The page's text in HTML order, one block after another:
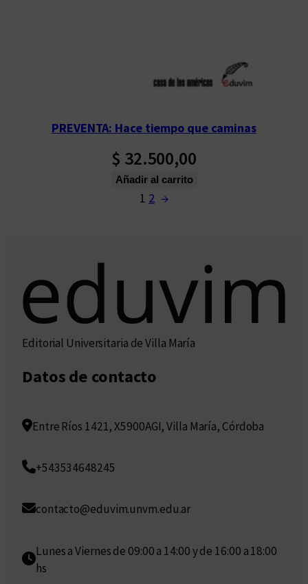
PREVENTA: Hace tiempo que caminas
$ 32.500,00
Añadir al carrito
1 2 →
Editorial Universitaria de Villa María
Datos de contacto
Entre Ríos 1421, X5900AGI, Villa María, Córdoba
+543534648245
contacto@eduvim.unvm.edu.ar
Lunes a Viernes de 09:00 a 14:00 y de 16:00 a 18:00
hs